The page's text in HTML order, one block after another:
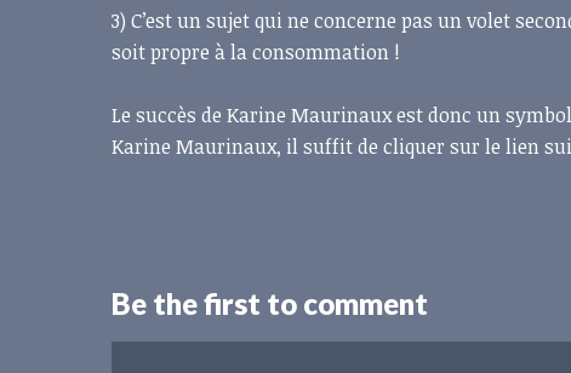
3) C’est un sujet qui ne concerne pas un volet
soit propre à la consommation !
Le succès de Karine Maurinaux est donc un
Karine Maurinaux, il suffit de cliquer sur le lien
Be the first to comment